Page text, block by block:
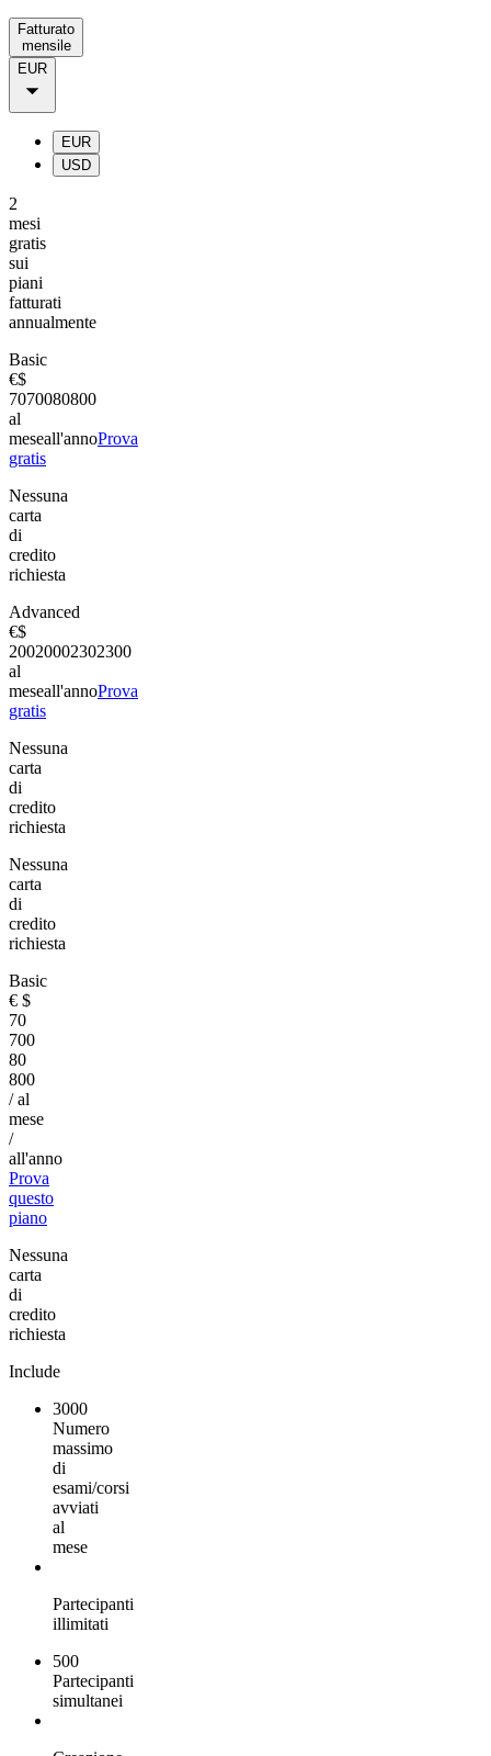
Fatturato
mensile
EUR
EUR
USD
2
mesi
gratis
sui
piani
fatturati
annualmente
Basic
€$
7070080800
al
meseall'annoProva
gratis
Nessuna
carta
di
credito
richiesta
Advanced
€$
20020002302300
al
meseall'annoProva
gratis
Nessuna
carta
di
credito
richiesta
Nessuna
carta
di
credito
richiesta
Basic
€ $
70
700
80
800
/ al
mese
/
all'anno
Prova
questo
piano
Nessuna
carta
di
credito
richiesta
Include
3000
Numero
massimo
di
esami/corsi
avviati
al
mese
Partecipanti
illimitati
500
Partecipanti
simultanei